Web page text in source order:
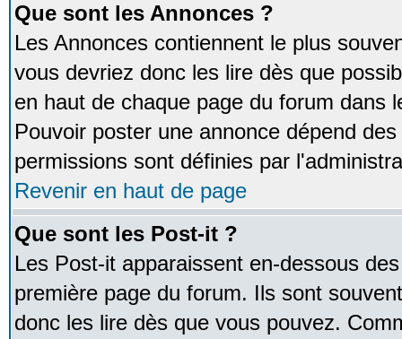
Que sont les Annonces ?
Les Annonces contiennent le plus
vous devriez donc les lire dès que
en haut de chaque page du forum dans
Pouvoir poster une annonce dépend
permissions sont définies par
Revenir en haut de page
Que sont les Post-it ?
Les Post-it apparaissent en-dessous
première page du forum. Ils sont
donc les lire dès que vous pouvez.